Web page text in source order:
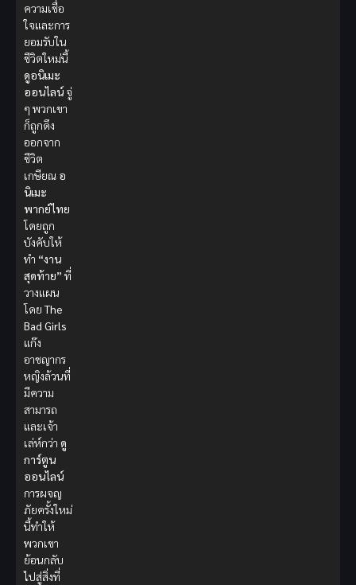
ความเชื่อ
ใจและการ
ยอมรับใน
ชีวิตใหม่นี้
ดูอนิเมะ
ออนไลน์ จู่
ๆ พวกเขา
ก็ถูกดึง
ออกจาก
ชีวิต
เกษียณ อ
นิเมะ
พากย์ไทย
โดยถูก
บังคับให้
ทำ “งาน
สุดท้าย” ที่
วางแผน
โดยThe
Bad Girls
แก๊ง
อาชญากร
หญิงล้วนที่
มีความ
สามารถ
และเจ้า
เล่ห์กว่า ดู
การ์ตูน
ออนไลน์
การผจญ
ภัยครั้งใหม่
นี้ทำให้
พวกเขา
ย้อนกลับ
ไปสู่สิ่งที่